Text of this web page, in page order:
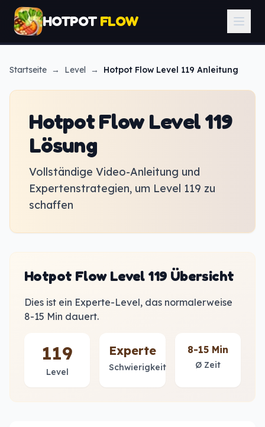
HOTPOT FLOW
Startseite → Level → Hotpot Flow Level 119 Anleitung
Hotpot Flow Level 119
Lösung
Vollständige Video-Anleitung und
Expertenstrategien, um Level 119 zu
schaffen
Hotpot Flow Level 119 Übersicht
Dies ist ein Experte-Level, das normalerweise
8-15 Min dauert.
119
Level
Experte
Schwierigkeit
8-15 Min
Ø Zeit